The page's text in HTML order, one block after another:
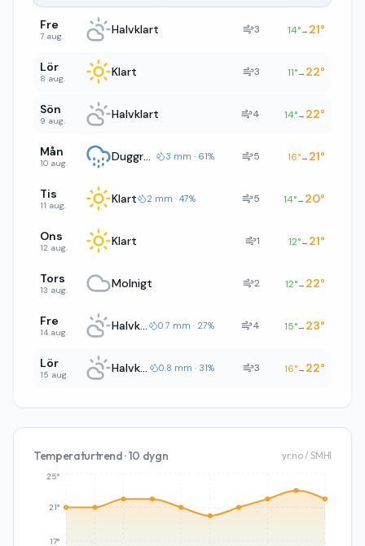
Fre
7 aug. Halvklart 3 14°→ 21°
Lör
8 aug. Klart 3 11°→ 22°
Sön
9 aug. Halvklart 4 14°→ 22°
Mån
10 aug. Duggregn 3 mm · 61% 5 16°→ 21°
Tis
11 aug. Klart 2 mm · 47% 5 14°→ 20°
Ons
12 aug. Klart 1 12°→ 21°
Tors
13 aug. Molnigt 2 12°→ 22°
Fre
14 aug. Halvklart 0.7 mm · 27% 4 15°→ 23°
Lör
15 aug. Halvklart 0.8 mm · 31% 3 16°→ 22°
Temperaturtrend · 10 dygn yr.no / SMHI
17°
21°
25°